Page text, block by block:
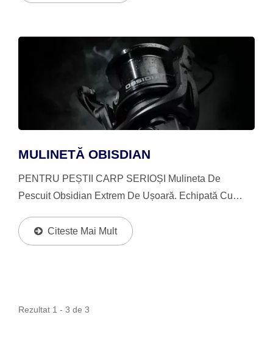
MULINETĂ OBISDIAN
PENTRU PEȘTII CARP SERIOȘI Mulineta De
Pescuit Obsidian Extrem De Ușoară. Echipată Cu
Șurub Și Ax De Tambur Din Aluminiu Pentru O
Greutate Extrem...
Citeste Mai Mult
Rezultat 1 - 3 de 3